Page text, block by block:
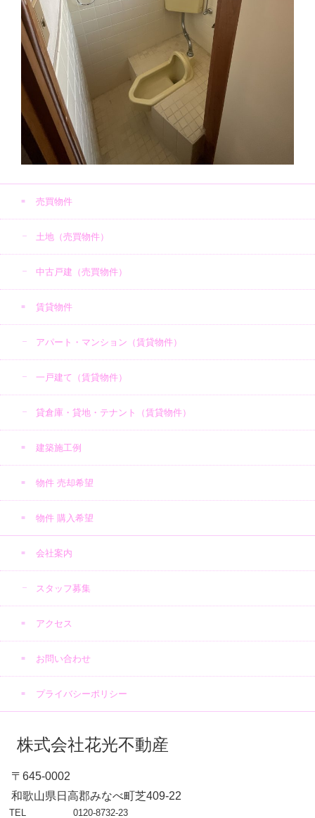
売買物件
土地（売買物件）
中古戸建（売買物件）
賃貸物件
アパート・マンション（賃貸物件）
一戸建て（賃貸物件）
貸倉庫・貸地・テナント（賃貸物件）
建築施工例
物件 売却希望
物件 購入希望
会社案内
スタッフ募集
アクセス
お問い合わせ
プライバシーポリシー
株式会社花光不動産
〒645-0002
和歌山県日高郡みなべ町芝409-22
TEL 0120-8732-23